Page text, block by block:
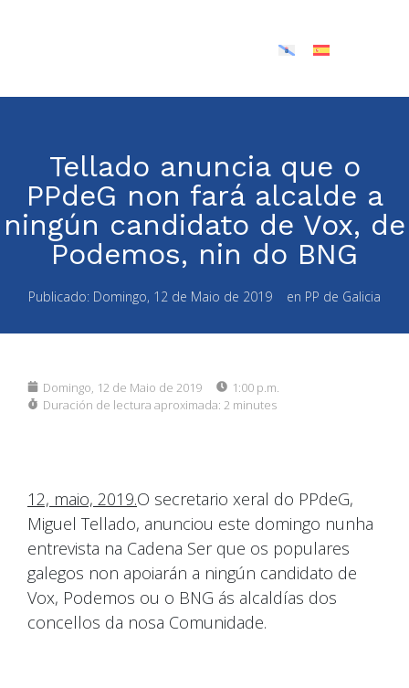
Tellado anuncia que o
PPdeG non fará alcalde a
ningún candidato de Vox, de
Podemos, nin do BNG
Publicado: Domingo, 12 de Maio de 2019 en PP de Galicia
Domingo, 12 de Maio de 2019
1:00 p.m.
Duración de lectura aproximada: 2 minutes
12, maio, 2019.O secretario xeral do PPdeG,
Miguel Tellado, anunciou este domingo nunha
entrevista na Cadena Ser que os populares
galegos non apoiarán a ningún candidato de
Vox, Podemos ou o BNG ás alcaldías dos
concellos da nosa Comunidade.